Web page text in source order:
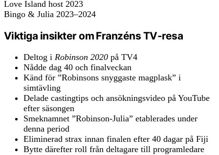
Love Island host 2023
Bingo & Julia 2023–2024
Viktiga insikter om Franzéns TV-resa
Deltog i Robinson 2020 på TV4
Nådde dag 40 och finalveckan
Känd för ”Robinsons snyggaste magplask” i
simtävling
Delade castingtips och ansökningsvideo på YouTube
efter säsongen
Smeknamnet ”Robinson-Julia” etablerades under
denna period
Eliminerad strax innan finalen efter 40 dagar på Fiji
Bytte därefter roll från deltagare till programledare